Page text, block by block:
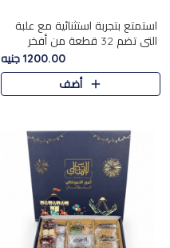
استمتع بتجربة استثنائية مع علبة
التي تضم 32 قطعة من أفخر
حلويات المولد الشرقية، في تشكيلة
تجمع بين الأصالة والاختيارات
الفاخرة. تحتوي العلبة..
1200.00 جنيه
أضف